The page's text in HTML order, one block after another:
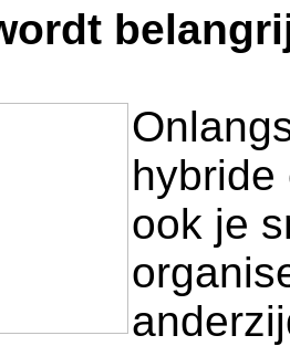
hybride
ook je